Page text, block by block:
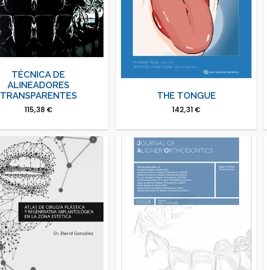
TÉCNICA DE
ALINEADORES
TRANSPARENTES
115,38 €
THE TONGUE
142,31 €